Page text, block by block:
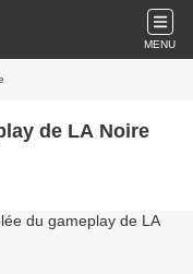
MENU
de LA Noire